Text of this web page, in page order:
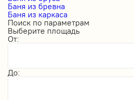
Баня из бревна
Баня из каркаса
Поиск по параметрам
Выберите площадь
От:
До: